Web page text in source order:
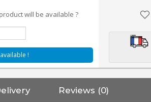
will be available ?
!
Reviews (0)